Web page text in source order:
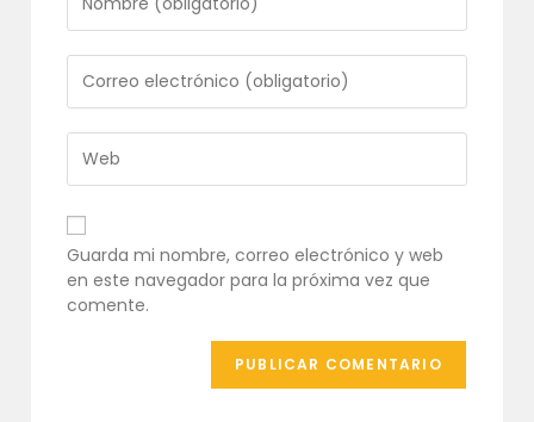
tu
nombre
o
nombre
de
usuario
para
comentar
tu
dirección
de
correo
electrónico
para
comentar
URL
de
tu
web
(opcional)
Guarda mi nombre, correo electrónico y web
en este navegador para la próxima vez que
comente.